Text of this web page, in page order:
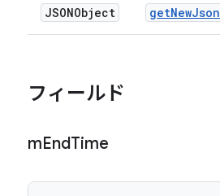
JSONObject getNewJson
フィールド
mEndTime